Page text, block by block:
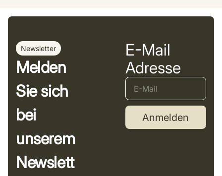
Newsletter
Melden
Sie sich
bei
unserem
Newslett
E-Mail
Adresse
Anmelden